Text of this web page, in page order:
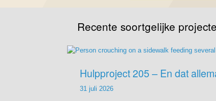
Recente soortgelijke
Hulpproject 205 – En dat
31 juli 2026